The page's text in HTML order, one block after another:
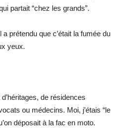
partait “chez les grands”.
prétendu que c’était la fumée du
yeux.
de résidences
ou médecins. Moi, j’étais “le
déposait à la fac en moto.